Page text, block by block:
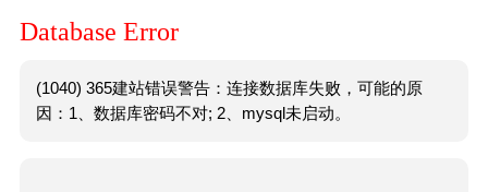
Database Error
(1040) 365建站错误警告：连接数据库失败，可能的原
因：1、数据库密码不对; 2、mysql未启动。